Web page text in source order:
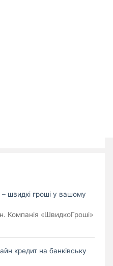
швидкі гроші у вашому
Компанія «ШвидкоГроші»
кредит на банківську